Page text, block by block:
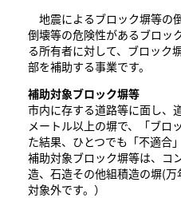
地震によるブロック塀等の
倒壊等の危険性があるブロッ
る所有者に対して、ブロック
部を補助する事業です。
補助対象ブロック塀等
市内に存する道路等に面し、
メートル以上の塀で、「ブロ
た結果、ひとつでも「不適合
補助対象ブロック塀等は、コ
造、石造その他組積造の塀(
対象外です。）